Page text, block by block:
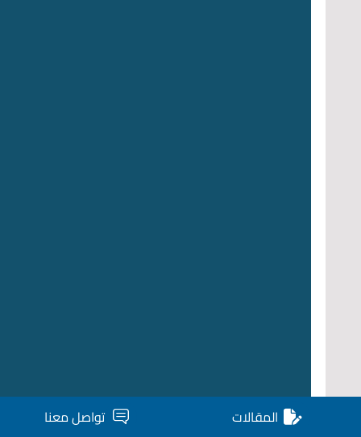
المقالات تواصل معنا